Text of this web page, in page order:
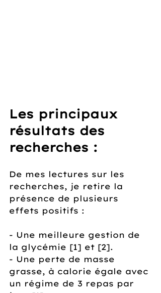
Les principaux
résultats des
recherches :
De mes lectures sur les
recherches, je retire la
présence de plusieurs
effets positifs :
- Une meilleure gestion de
la glycémie [1] et [2].
- Une perte de masse
grasse, à calorie égale avec
un régime de 3 repas par